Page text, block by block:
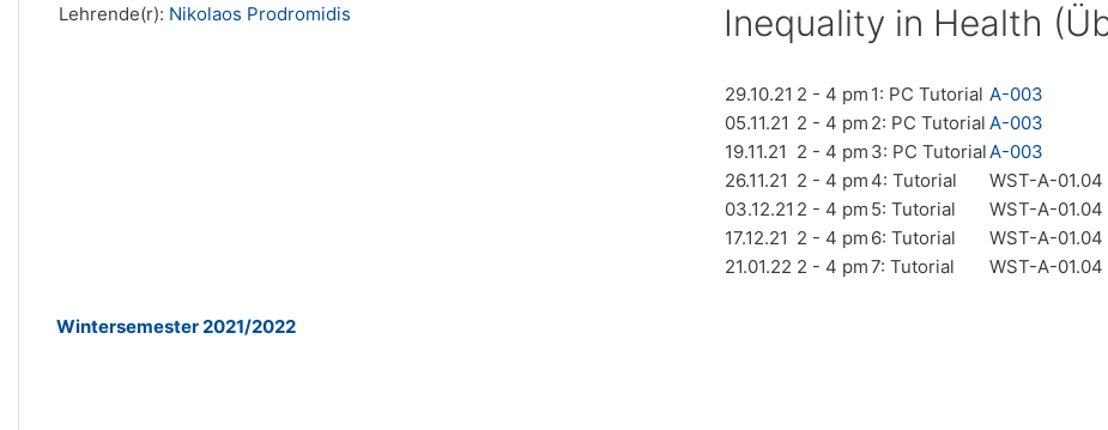
Inequality in Health
29.10.21 2 - 4 pm 1: PC Tutorial A-003
05.11.21 2 - 4 pm 2: PC Tutorial A-003
19.11.21 2 - 4 pm 3: PC TutorialA-003
26.11.21 2 - 4 pm 4: Tutorial
WST-A-01.04
03.12.21 2 - 4 pm 5: Tutorial
WST-A-01.04
17.12.21 2 - 4 pm 6: Tutorial
WST-A-01.04
21.01.22 2 - 4 pm7: Tutorial WST-A-01.04
Lehrende(r): Nikolaos Prodromidis
Wintersemester 2021/2022